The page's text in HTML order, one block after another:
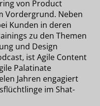
von Product
Vordergrund. Neben
Kunden in deren
zu den Themen
und Design
ist Agile Content
Palatinate
Jahren engagiert
im Shat-